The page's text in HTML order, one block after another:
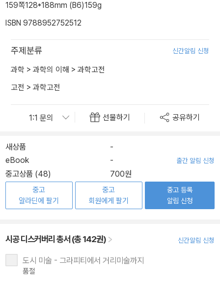
159쪽128*188mm (B6)159g
ISBN 9788952752512
주제분류 신간알림 신청
과학 > 과학의 이해 > 과학고전
고전 > 과학고전
선물하기 공유하기
새상품
-
eBook
- 출간 알림 신청
중고상품 (48) 700원
중고
알라딘에 팔기
중고
회원에게 팔기
중고 등록
알림 신청
시공 디스커버리 총서 (총 142권) 신간알림 신청
도시 미술 - 그라피티에서 거리미술까지
품절